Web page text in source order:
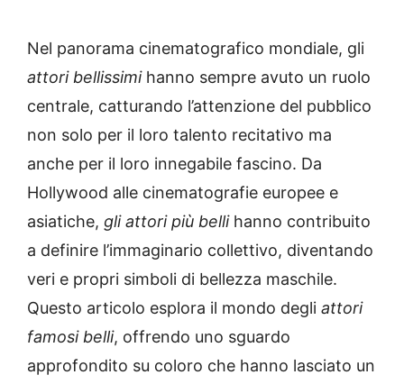
Nel panorama cinematografico mondiale, gli
attori bellissimihanno sempre avuto un ruolo
centrale, catturando l’attenzione del pubblico
non solo per il loro talento recitativo ma
anche per il loro innegabile fascino. Da
Hollywood alle cinematografie europee e
asiatiche, gli attori più bellihanno contribuito
a definire l’immaginario collettivo, diventando
veri e propri simboli di bellezza maschile.
Questo articolo esplora il mondo degli attori
famosi belli, offrendo uno sguardo
approfondito su coloro che hanno lasciato un